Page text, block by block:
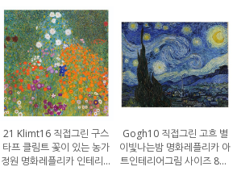
21 Klimt16 직접그린 구스
타프 클림트 꽃이 있는 농가
정원 명화레플리카 인테리어
Gogh10 직접그린 고흐 별
이빛나는밤 명화레플리카 아
트인테리어그림 사이즈 80x